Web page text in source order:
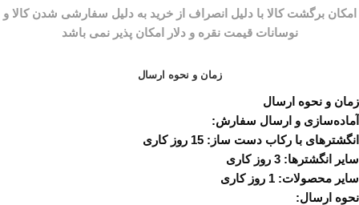
زمان و نحوه ارسال
زمان و نحوه ارسال
آماده‌سازی و ارسال سفارش:
انگشترهای با رکاب دست ساز: 15 روز کاری
سایر انگشترها: 3 روز کاری
سایر محصولات: 1 روز کاری
نحوه ارسال: